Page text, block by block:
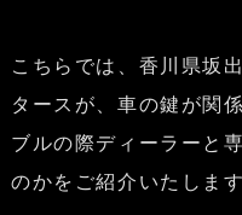
こちらでは、香川県坂
タースが、車の鍵が関
ブルの際ディーラーと
のかをご紹介いたします